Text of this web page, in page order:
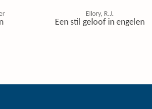
Ellory, R.J.
Een stil geloof in engelen